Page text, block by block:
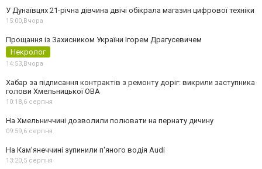
У Дунаївцях 21-річна дівчина двічі обікрала магазин цифрової техніки
15:00,Вчора
Прощання із Захисником України Ігорем Драгусевичем
Некролог
14:53,Вчора
Хабар за підписання контрактів з ремонту доріг: викрили заступника
голови Хмельницької ОВА
10:18,6 серпня
На Хмельниччині дозволили полювати на пернату дичину
09:59,6 серпня
На Камʼянеччині зупинили п'яного водія Audi
13:20,5 серпня